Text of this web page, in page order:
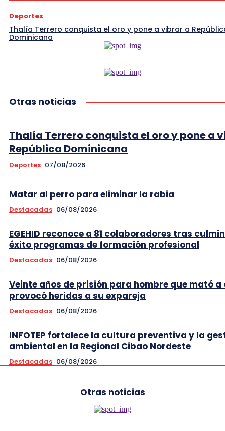
Deportes
Thalía Terrero conquista el oro y pone a vibrar a
Dominicana
Otras noticias
Thalía Terrero conquista el oro y pone a
República Dominicana
Deportes 07/08/2026
Matar al perro para eliminar la rabia
Destacadas 06/08/2026
EGEHID reconoce a 81 colaboradores tras
éxito programas de formación profesional
Destacadas 06/08/2026
Veinte años de prisión para hombre que mató a
provocó heridas a su expareja
Destacadas 06/08/2026
INFOTEP fortalece la cultura preventiva y la
ambiental en la Regional Cibao Nordeste
Destacadas 06/08/2026
Otras noticias